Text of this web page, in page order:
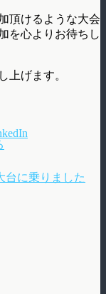
頂けるような大会
を心よりお待ちし
上げます。
台に乗りました